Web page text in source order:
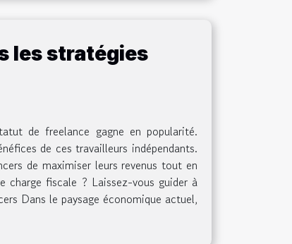
les stratégies
de freelance gagne en popularité.
de ces travailleurs indépendants.
de maximiser leurs revenus tout en
charge fiscale ? Laissez-vous guider à
Dans le paysage économique actuel,